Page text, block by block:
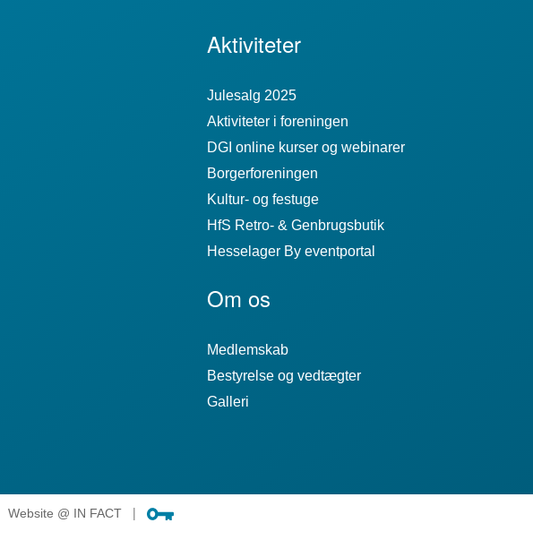
Aktiviteter
Julesalg 2025
Aktiviteter i foreningen
DGI online kurser og webinarer
Borgerforeningen
Kultur- og festuge
HfS Retro- & Genbrugsbutik
Hesselager By eventportal
Om os
Medlemskab
Bestyrelse og vedtægter
Galleri
Website @ IN FACT|